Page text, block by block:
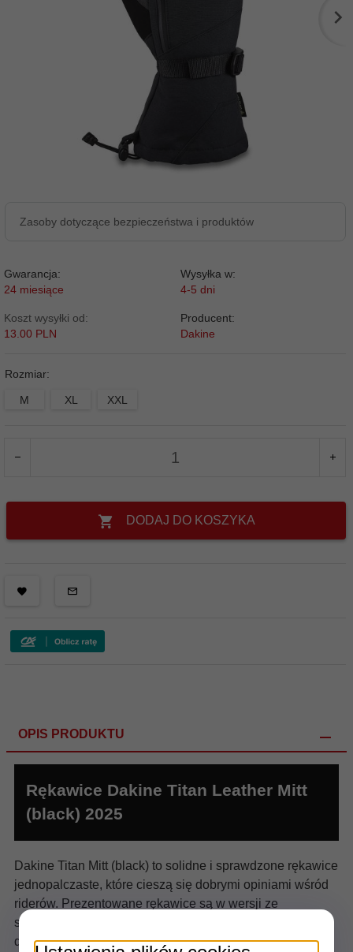
Zasoby dotyczące bezpieczeństwa i produktów
Gwarancja:
24 miesiące
Wysyłka w:
4-5 dni
Koszt wysyłki od:
13.00 PLN
Producent:
Dakine
Rozmiar:
M XL XXL
DODAJ DO KOSZYKA
OPIS PRODUKTU
Rękawice Dakine Titan Leather Mitt
(black) 2025
Dakine Titan Mitt (black) to solidne i sprawdzone rękawice
jednopalczaste, które cieszą się dobrymi opiniami wśród
riderów. Prezentowane rękawice są w wersji ze
skórzanymi dłońmi. Krój rękawic z długim mankietem
docenią miłośnicy jazdy w puchu poza trasami.